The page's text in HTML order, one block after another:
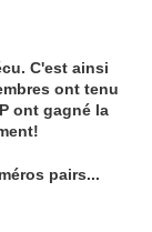
C'est ainsi
ont tenu
ont gagné la
pairs...